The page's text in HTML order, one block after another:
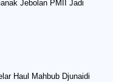
Jebolan PMII Jadi
Haul Mahbub Djunaidi